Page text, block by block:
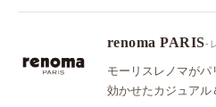
renoma PARIS-
モーリスレノマが
効かせたカジュアル